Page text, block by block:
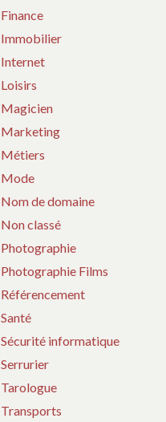
Finance
Immobilier
Internet
Loisirs
Magicien
Marketing
Métiers
Mode
Nom de domaine
Non classé
Photographie
Photographie Films
Référencement
Santé
Sécurité informatique
Serrurier
Tarologue
Transports